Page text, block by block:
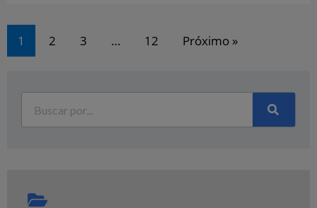
1 2 3 … 12 Próximo »